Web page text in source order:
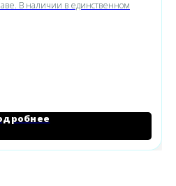
В наличии в единственном